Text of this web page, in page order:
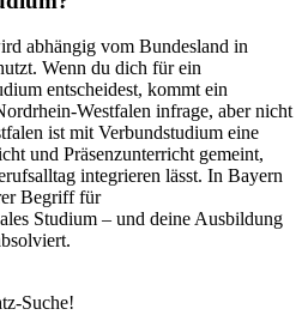
abhängig vom Bundesland in
Wenn du dich für ein
entscheidest, kommt ein
Westfalen infrage, aber nicht
ist mit Verbundstudium eine
und Präsenzunterricht gemeint,
integrieren lässt. In Bayern
Begriff für
Studium – und deine Ausbildung
Suche!